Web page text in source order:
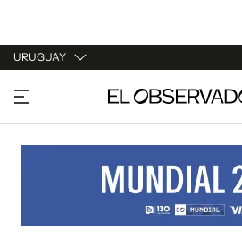
URUGUAY
URUGUAY
ARGENTINA
ESTADOS UNIDOS